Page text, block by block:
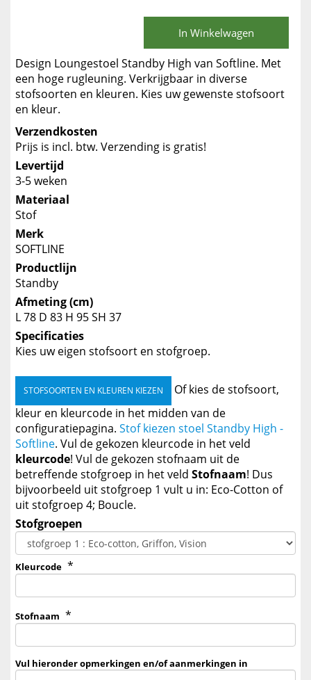
In Winkelwagen
Design Loungestoel Standby High van Softline. Met
een hoge rugleuning. Verkrijgbaar in diverse
stofsoorten en kleuren. Kies uw gewenste stofsoort
en kleur.
Verzendkosten
Prijs is incl. btw. Verzending is gratis!
Levertijd
3-5 weken
Materiaal
Stof
Merk
SOFTLINE
Productlijn
Standby
Afmeting (cm)
L 78 D 83 H 95 SH 37
Specificaties
Kies uw eigen stofsoort en stofgroep.
STOFSOORTEN EN KLEUREN KIEZEN
Of kies de stofsoort,
kleur en kleurcode in het midden van de
configuratiepagina. Stof kiezen stoel Standby High -
Softline. Vul de gekozen kleurcode in het veld
kleurcode! Vul de gekozen stofnaam uit de
betreffende stofgroep in het veld Stofnaam! Dus
bijvoorbeeld uit stofgroep 1 vult u in: Eco-Cotton of
uit stofgroep 4; Boucle.
Stofgroepen
Kleurcode *
Stofnaam *
Vul hieronder opmerkingen en/of aanmerkingen in